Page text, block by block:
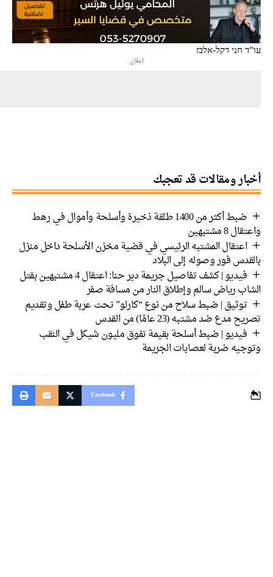
חני דקל-אלבז
ومقالات قد تعجبك
ضبط أكثر من 1400 طلقة ذخيرة وأسلحة وأموال في رهط
مشتبهين
اعتقال المشتبه الرئيسي في قضية مخزن الأسلحة داخل منزل
فور وصوله إلى البلاد
فيديو | كشف تفاصيل جريمة دير حنا: اعتقال 4 مشتبهين بقتل
رياض سالم وإطلاق النار من مسافة صفر
توثيق | ضبط سلاح من نوع “كارلو” تحت عربة طفل وتقديم
مدع ضد مشتبه (23 عامًا) من القدس
فيديو | ضبط أسلحة بقيمة تفوق مليون شيكل في النقب
ضربة لعصابات الجريمة
Facebook